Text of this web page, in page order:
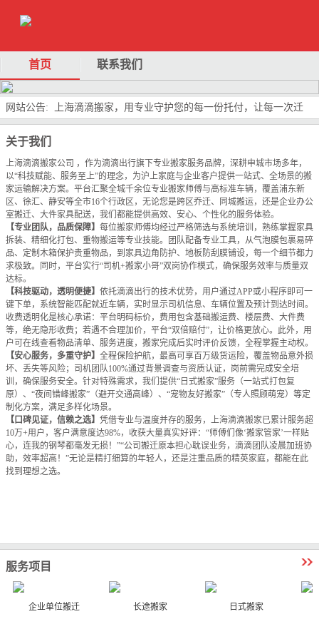
首页 联系我们
网站公告: 上海滴滴搬家，用专业守护您的每一份托付，让每一次迁
关于我们
上海滴滴搬家公司 ，作为滴滴出行旗下专业搬家服务品牌，深耕申城市场多年，
以“科技赋能、服务至上”的理念，为沪上家庭与企业客户提供一站式、全场景的搬
家运输解决方案。平台汇聚全城千余位专业搬家师傅与高标准车辆，覆盖浦东新
区、徐汇、静安等全市16个行政区，无论您是跨区乔迁、同城搬运，还是企业办公
室搬迁、大件家具配送，我们都能提供高效、安心、个性化的服务体验。
【专业团队，品质保障】 每位搬家师傅均经过严格筛选与系统培训，熟练掌握家具
拆装、精细化打包、重物搬运等专业技能。团队配备专业工具，从气泡膜包裹易碎
品、定制木箱保护贵重物品，到家具边角防护、地板防刮膜铺设，每一个细节都力
求极致。同时，平台实行“司机+搬家小哥”双岗协作模式，确保服务效率与质量双
达标。
【科技驱动，透明便捷】 依托滴滴出行的技术优势，用户通过APP或小程序即可一
键下单，系统智能匹配就近车辆，实时显示司机信息、车辆位置及预计到达时间。
收费透明化是核心承诺：平台明码标价，费用包含基础搬运费、楼层费、大件费
等，绝无隐形收费；若遇不合理加价，平台“双倍赔付”，让价格更放心。此外，用
户可在线查看物品清单、服务进度，搬家完成后实时评价反馈，全程掌握主动权。
【安心服务，多重守护】 全程保险护航，最高可享百万级货运险，覆盖物品意外损
坏、丢失等风险；司机团队100%通过背景调查与资质认证，岗前需完成安全培
训，确保服务安全。针对特殊需求，我们提供“日式搬家”服务（一站式打包复
原）、“夜间错峰搬家”（避开交通高峰）、“宠物友好搬家”（专人照顾萌宠）等定
制化方案，满足多样化场景。
【口碑见证，信赖之选】 凭借专业与温度并存的服务，上海滴滴搬家已累计服务超
10万+用户，客户满意度达98%，收获大量真实好评：“师傅们像‘搬家管家’一样贴
心，连我的钢琴都毫发无损！”“公司搬迁原本担心耽误业务，滴滴团队凌晨加班协
助，效率超高！”无论是精打细算的年轻人，还是注重品质的精英家庭，都能在此
找到理想之选。
服务项目
企业单位搬迁 长途搬家 日式搬家